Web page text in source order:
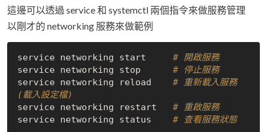
這邊可以透過 service 和 systemctl 兩個指令來做服務管理
以剛才的 networking 服務來做範例
service networking start # 開啟服務
service networking stop # 停止服務
service networking reload # 重新載入服務
(載入設定檔)
service networking restart # 重啟服務
service networking status # 查看服務狀態